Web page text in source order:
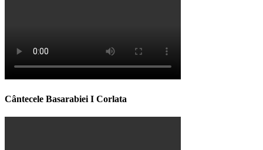
Cântecele Basarabiei I Corlata